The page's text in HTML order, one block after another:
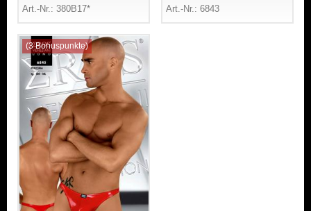
Art.-Nr.: 380B17*
Art.-Nr.: 6843
(3 Bonuspunkte)